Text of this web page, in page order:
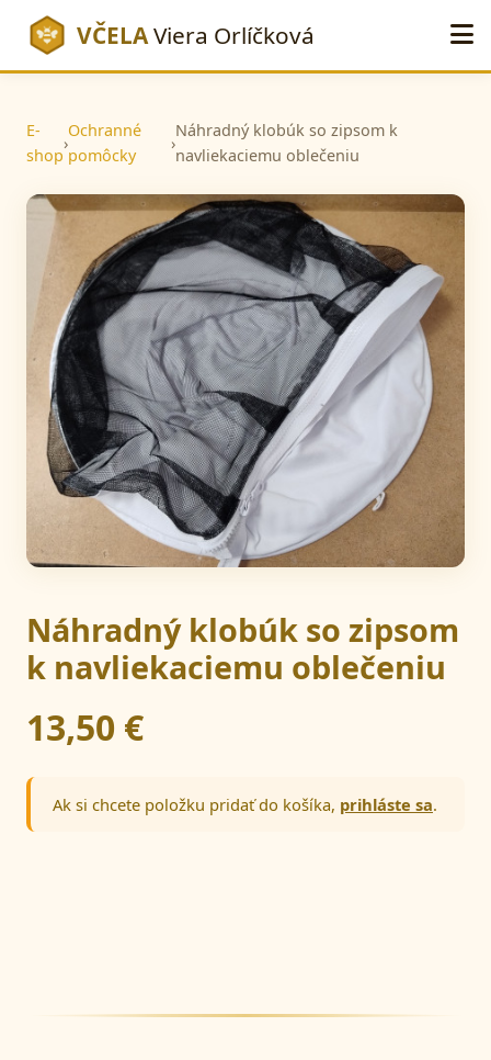
VČELAViera Orlíčková
E-
shop
›
Ochranné
pomôcky
›
Náhradný klobúk so zipsom k
navliekaciemu oblečeniu
Náhradný klobúk so zipsom
k navliekaciemu oblečeniu
13,50 €
Ak si chcete položku pridať do košíka, prihláste sa.